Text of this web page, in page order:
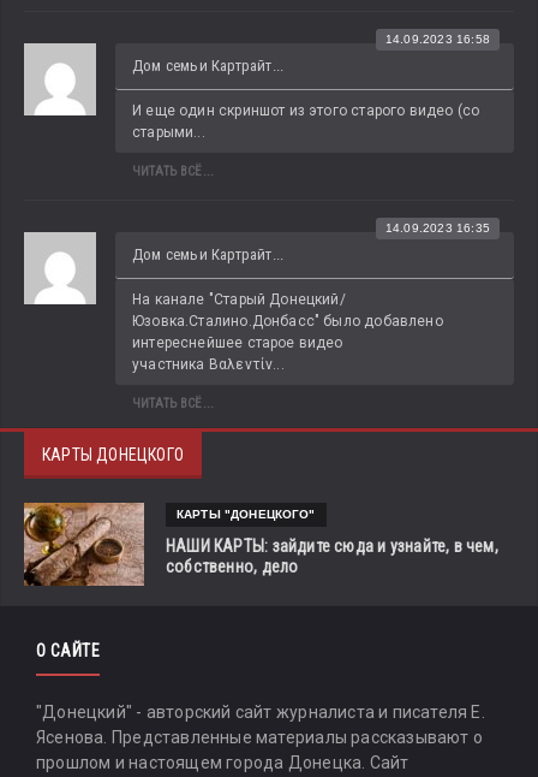
Дом семьи Картрайт...
14.09.2023 16:58
И еще один скриншот из этого старого видео (со
старыми...
ЧИТАТЬ ВСЁ...
Дом семьи Картрайт...
14.09.2023 16:35
На канале "Старый Донецкий/
Юзовка.Сталино.Донбасс" было добавлено
интереснейшее старое видео
участника Βαλεντίν...
ЧИТАТЬ ВСЁ...
КАРТЫ ДОНЕЦКОГО
КАРТЫ "ДОНЕЦКОГО"
НАШИ КАРТЫ: зайдите сюда и узнайте, в чем,
собственно, дело
О САЙТЕ
"Донецкий" - авторский сайт журналиста и писателя Е.
Ясенова. Представленные материалы рассказывают о
прошлом и настоящем города Донецка. Сайт